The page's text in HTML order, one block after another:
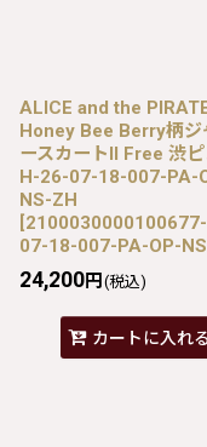
ALICE and the
Honey Bee Berry柄ジ
ースカートII Free 渋
H-26-07-18-007-PA-
NS-ZH
[
07-18-007-PA-OP-
24,200円 (税込)
カートに入れる